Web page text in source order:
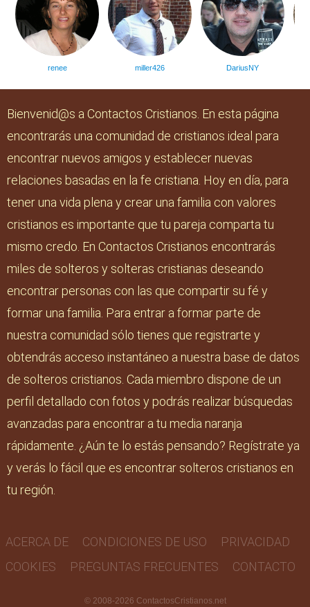
renee miller426 DariusNY
Bienvenid@s a Contactos Cristianos. En esta página
encontrarás una comunidad de cristianos ideal para
encontrar nuevos amigos y establecer nuevas
relaciones basadas en la fe cristiana. Hoy en día, para
tener una vida plena y crear una familia con valores
cristianos es importante que tu pareja comparta tu
mismo credo. En Contactos Cristianos encontrarás
miles de solteros y solteras cristianas deseando
encontrar personas con las que compartir su fé y
formar una familia. Para entrar a formar parte de
nuestra comunidad sólo tienes que registrarte y
obtendrás acceso instantáneo a nuestra base de datos
de solteros cristianos. Cada miembro dispone de un
perfil detallado con fotos y podrás realizar búsquedas
avanzadas para encontrar a tu media naranja
rápidamente. ¿Aún te lo estás pensando? Regístrate ya
y verás lo fácil que es encontrar solteros cristianos en
tu región.
ACERCA DE CONDICIONES DE USO
PRIVACIDAD
COOKIES
PREGUNTAS FRECUENTES CONTACTO
© 2008-2026 ContactosCristianos.net